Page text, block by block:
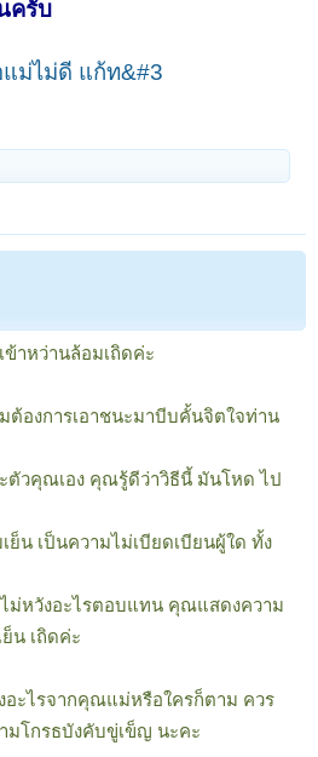
ครับ
ม่ไม่ดี แก้ท&#3
าหว่านล้อมเถิดค่ะ
ต้องการเอาชนะมาบีบคั้นจิตใจท่าน
วคุณเอง คุณรู้ดีว่าวิธีนี้ มันโหด ไป
ย็น เป็นความไม่เบียดเบียนผู้ใด ทั้ง
ม่หวังอะไรตอบแทน คุณแสดงความ
น เถิดค่ะ
ะไรจากคุณแม่หรือใครก็ตาม ควร
มโกรธบังคับขู่เข็ญ นะคะ